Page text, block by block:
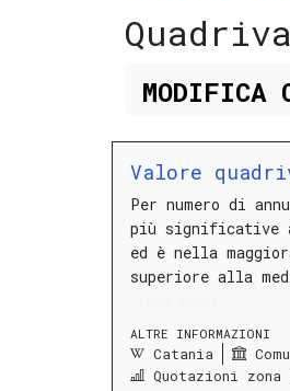
MODIFICA
Valore
Per numero di
più significative
ed è nella
superiore alla
ALTRE INFORMAZIONI
Catania
Quotazioni